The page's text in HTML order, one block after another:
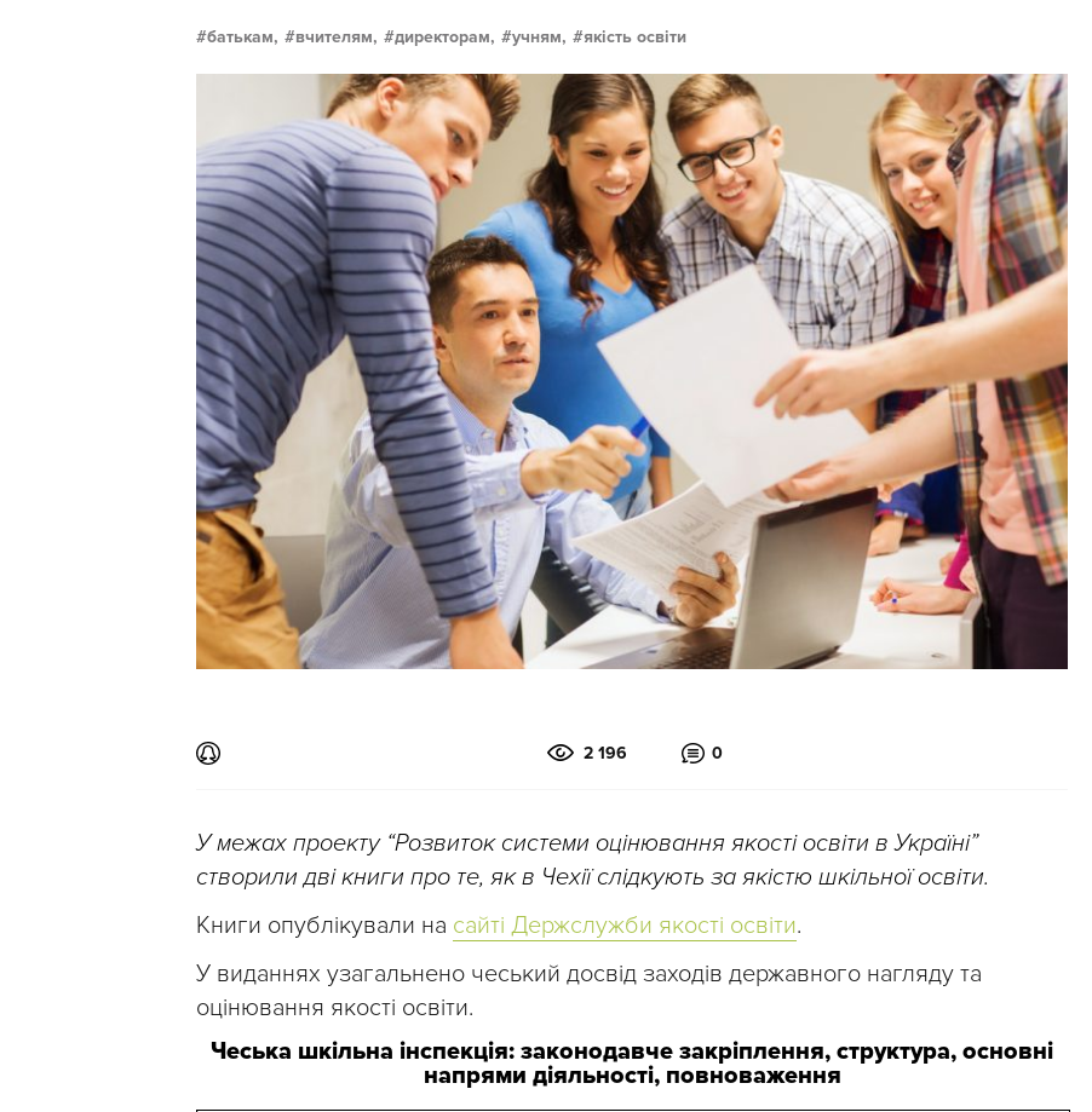
батькам, вчителям, директорам, учням, якість освіти
2 196 0
У межах проекту “Розвиток системи оцінювання якості освіти в Україні”
створили дві книги про те, як в Чехії слідкують за якістю шкільної освіти.
Книги опублікували на сайті Держслужби якості освіти.
У виданнях узагальнено чеський досвід заходів державного нагляду та
оцінювання якості освіти.
Чеська шкільна інспекція: законодавче закріплення, структура, основні
напрями діяльності, повноваження